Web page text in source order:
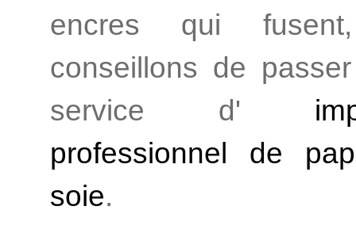
encres qui
conseillons de
service d'
professionnel de
soie.